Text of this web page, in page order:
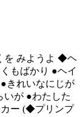
を みようよ ◆ヘ
もばかり ●ヘイ
きれいなにじが
いが ●わたした
ー (◆プリンプ